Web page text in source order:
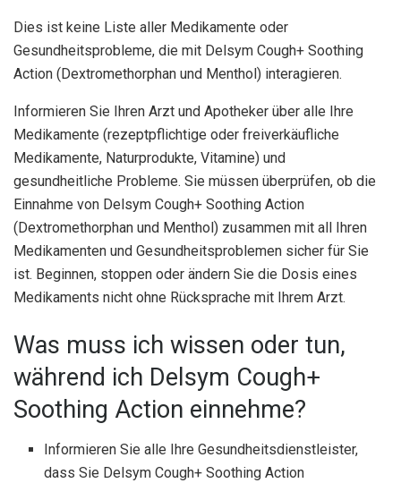
Dies ist keine Liste aller Medikamente oder
Gesundheitsprobleme, die mit Delsym Cough+ Soothing
Action (Dextromethorphan und Menthol) interagieren.
Informieren Sie Ihren Arzt und Apotheker über alle Ihre
Medikamente (rezeptpflichtige oder freiverkäufliche
Medikamente, Naturprodukte, Vitamine) und
gesundheitliche Probleme. Sie müssen überprüfen, ob die
Einnahme von Delsym Cough+ Soothing Action
(Dextromethorphan und Menthol) zusammen mit all Ihren
Medikamenten und Gesundheitsproblemen sicher für Sie
ist. Beginnen, stoppen oder ändern Sie die Dosis eines
Medikaments nicht ohne Rücksprache mit Ihrem Arzt.
Was muss ich wissen oder tun,
während ich Delsym Cough+
Soothing Action einnehme?
Informieren Sie alle Ihre Gesundheitsdienstleister,
dass Sie Delsym Cough+ Soothing Action